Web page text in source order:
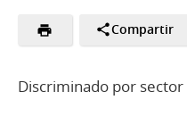
Compartir
Discriminado por